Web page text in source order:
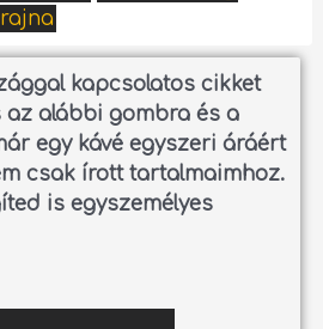
kapcsolatos cikket
az alábbi gombra és a
egy kávé egyszeri áráért
csak írott tartalmaimhoz.
is egyszemélyes